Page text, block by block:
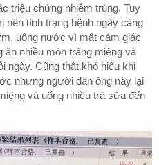
triệu chứng nhiễm trùng. Tuy
nên tình trạng bệnh ngày càng
uống nước vì mất cảm giác
ăn nhiều món tráng miệng và
ngày. Cũng thật khó hiểu khi
nhưng người đàn ông này lại
và uống nhiều trà sữa đến